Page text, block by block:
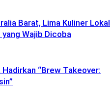
Barat, Lima Kuliner Lokal
yang Wajib Dicoba
Hadirkan “Brew Takeover: